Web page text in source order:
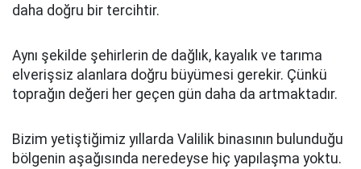
daha doğru bir tercihtir.
Aynı şekilde şehirlerin de dağlık, kayalık ve tarıma
elverişsiz alanlara doğru büyümesi gerekir. Çünkü
toprağın değeri her geçen gün daha da artmaktadır.
Bizim yetiştiğimiz yıllarda Valilik binasının bulunduğu
bölgenin aşağısında neredeyse hiç yapılaşma yoktu.